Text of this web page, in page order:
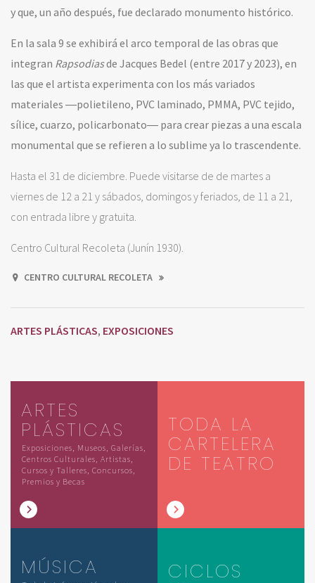
y que, un año después, fue declarado monumento histórico.
En la sala 9 se exhibirá el arco temporal de las obras que
integran Rapsodiasde Jacques Bedel (entre 2017 y 2023), en
las que el artista experimenta con los más variados
materiales ―polietileno, PVC laminado, PMMA, PVC tejido,
sílice, cuarzo, policarbonato― para crear piezas a una escala
monumental que se refieren a lo sublime ya lo trascendente.
Hasta el 31 de diciembre. Puede visitarse de de martes a
viernes de 12 a 21 y sábados, domingos y feriados, de 11 a 21,
con entrada libre y gratuita.
Centro Cultural Recoleta (Junín 1930).
CENTRO CULTURAL RECOLETA
ARTES PLÁSTICAS, EXPOSICIONES
ARTES
PLÁSTICAS
Exposiciones, Museos, Galerías,
Centros Culturales, Artistas,
Cursos y Talleres, Concursos,
Premios y Becas
TODA LA
CARTELERA
DE TEATRO
MÚSICA CICLOS